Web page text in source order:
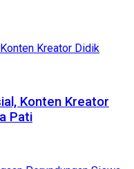
Konten Kreator
Pati